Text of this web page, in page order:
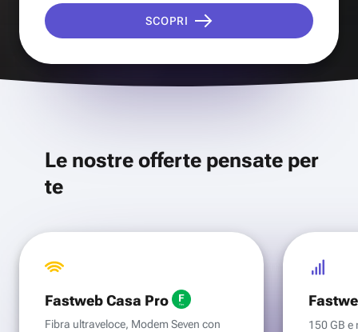
SCOPRI
Le nostre offerte pensate per
te
Fastweb Casa Pro
Fibra ultraveloce, Modem Seven con
150 GB e